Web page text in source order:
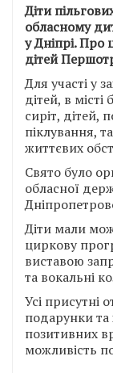
Діти
обласному
у Дніпрі. Про
дітей
Для участі у
дітей, в
сиріт, дітей,
піклування,
життєвих
Свято було
обласної
Діти мали
циркову
виставою
та вокальні
Усі присутні
подарунки та
позитивних
можливість